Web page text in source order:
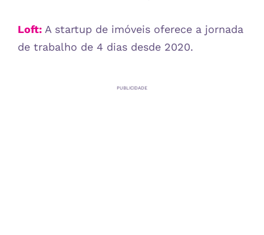
Loft: A startup de imóveis oferece a jornada
de trabalho de 4 dias desde 2020.
PUBLICIDADE